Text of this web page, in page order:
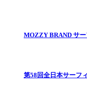
MOZZY BRAND サ
第58回全日本サーフ